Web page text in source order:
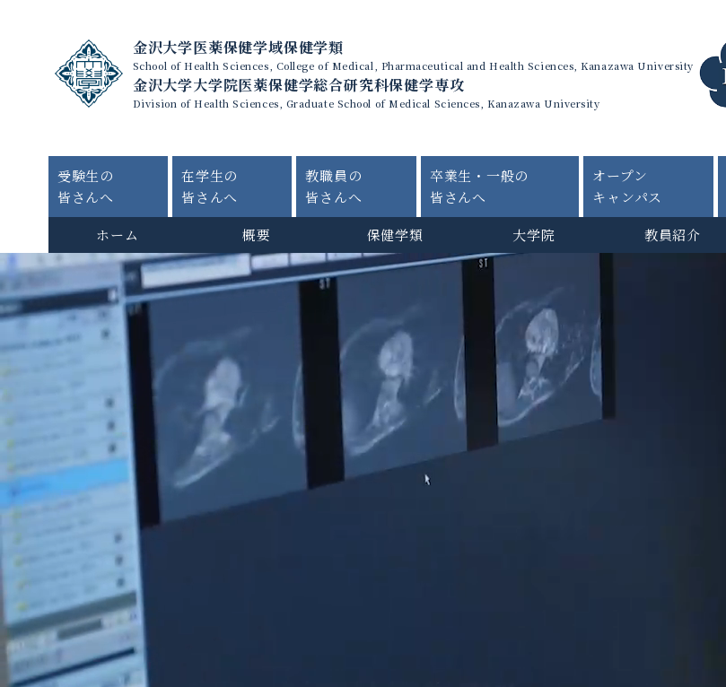
金沢大学医薬保健学域保健学類
School of Health Sciences, College of Medical, Pharmaceutical and Health Sciences, Kanazawa University
金沢大学大学院医薬保健学総合研究科保健学専攻
Division of Health Sciences, Graduate School of Medical Sciences, Kanazawa University
受験生の
皆さんへ
在学生の
皆さんへ
教職員の
皆さんへ
卒業生・一般の
皆さんへ
オープン
キャンパス
ホーム
概要 保健学類 大学院 教員紹介